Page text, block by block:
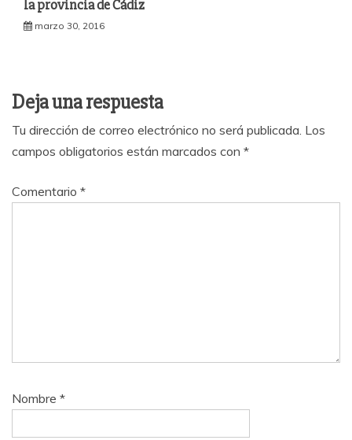
la provincia de Cádiz
marzo 30, 2016
Deja una respuesta
Tu dirección de correo electrónico no será publicada. Los
campos obligatorios están marcados con *
Comentario *
Nombre *